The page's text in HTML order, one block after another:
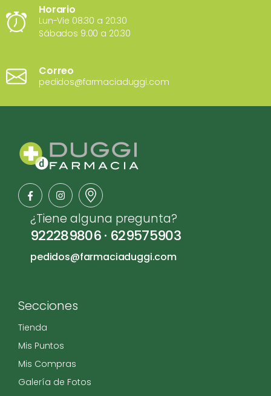
Horario
Lun-Vie 08:30 a 20:30
Sábados 9:00 a 20:30
Correo
pedidos@farmaciaduggi.com
¿Tiene alguna pregunta?
922289806· 629575903
pedidos@farmaciaduggi.com
Secciones
Tienda
Mis Puntos
Mis Compras
Galería de Fotos